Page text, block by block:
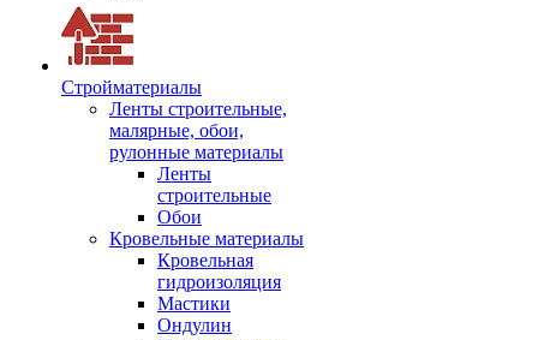
Стройматериалы
Ленты строительные,
малярные, обои,
рулонные материалы
Ленты
строительные
Обои
Кровельные материалы
Кровельная
гидроизоляция
Мастики
Ондулин